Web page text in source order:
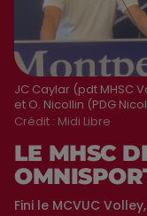
JC Caylar (pdt MHSC
et O. Nicollin (PDG
Crédit : Midi Libre
LE MHSC
Fini le MCVUC